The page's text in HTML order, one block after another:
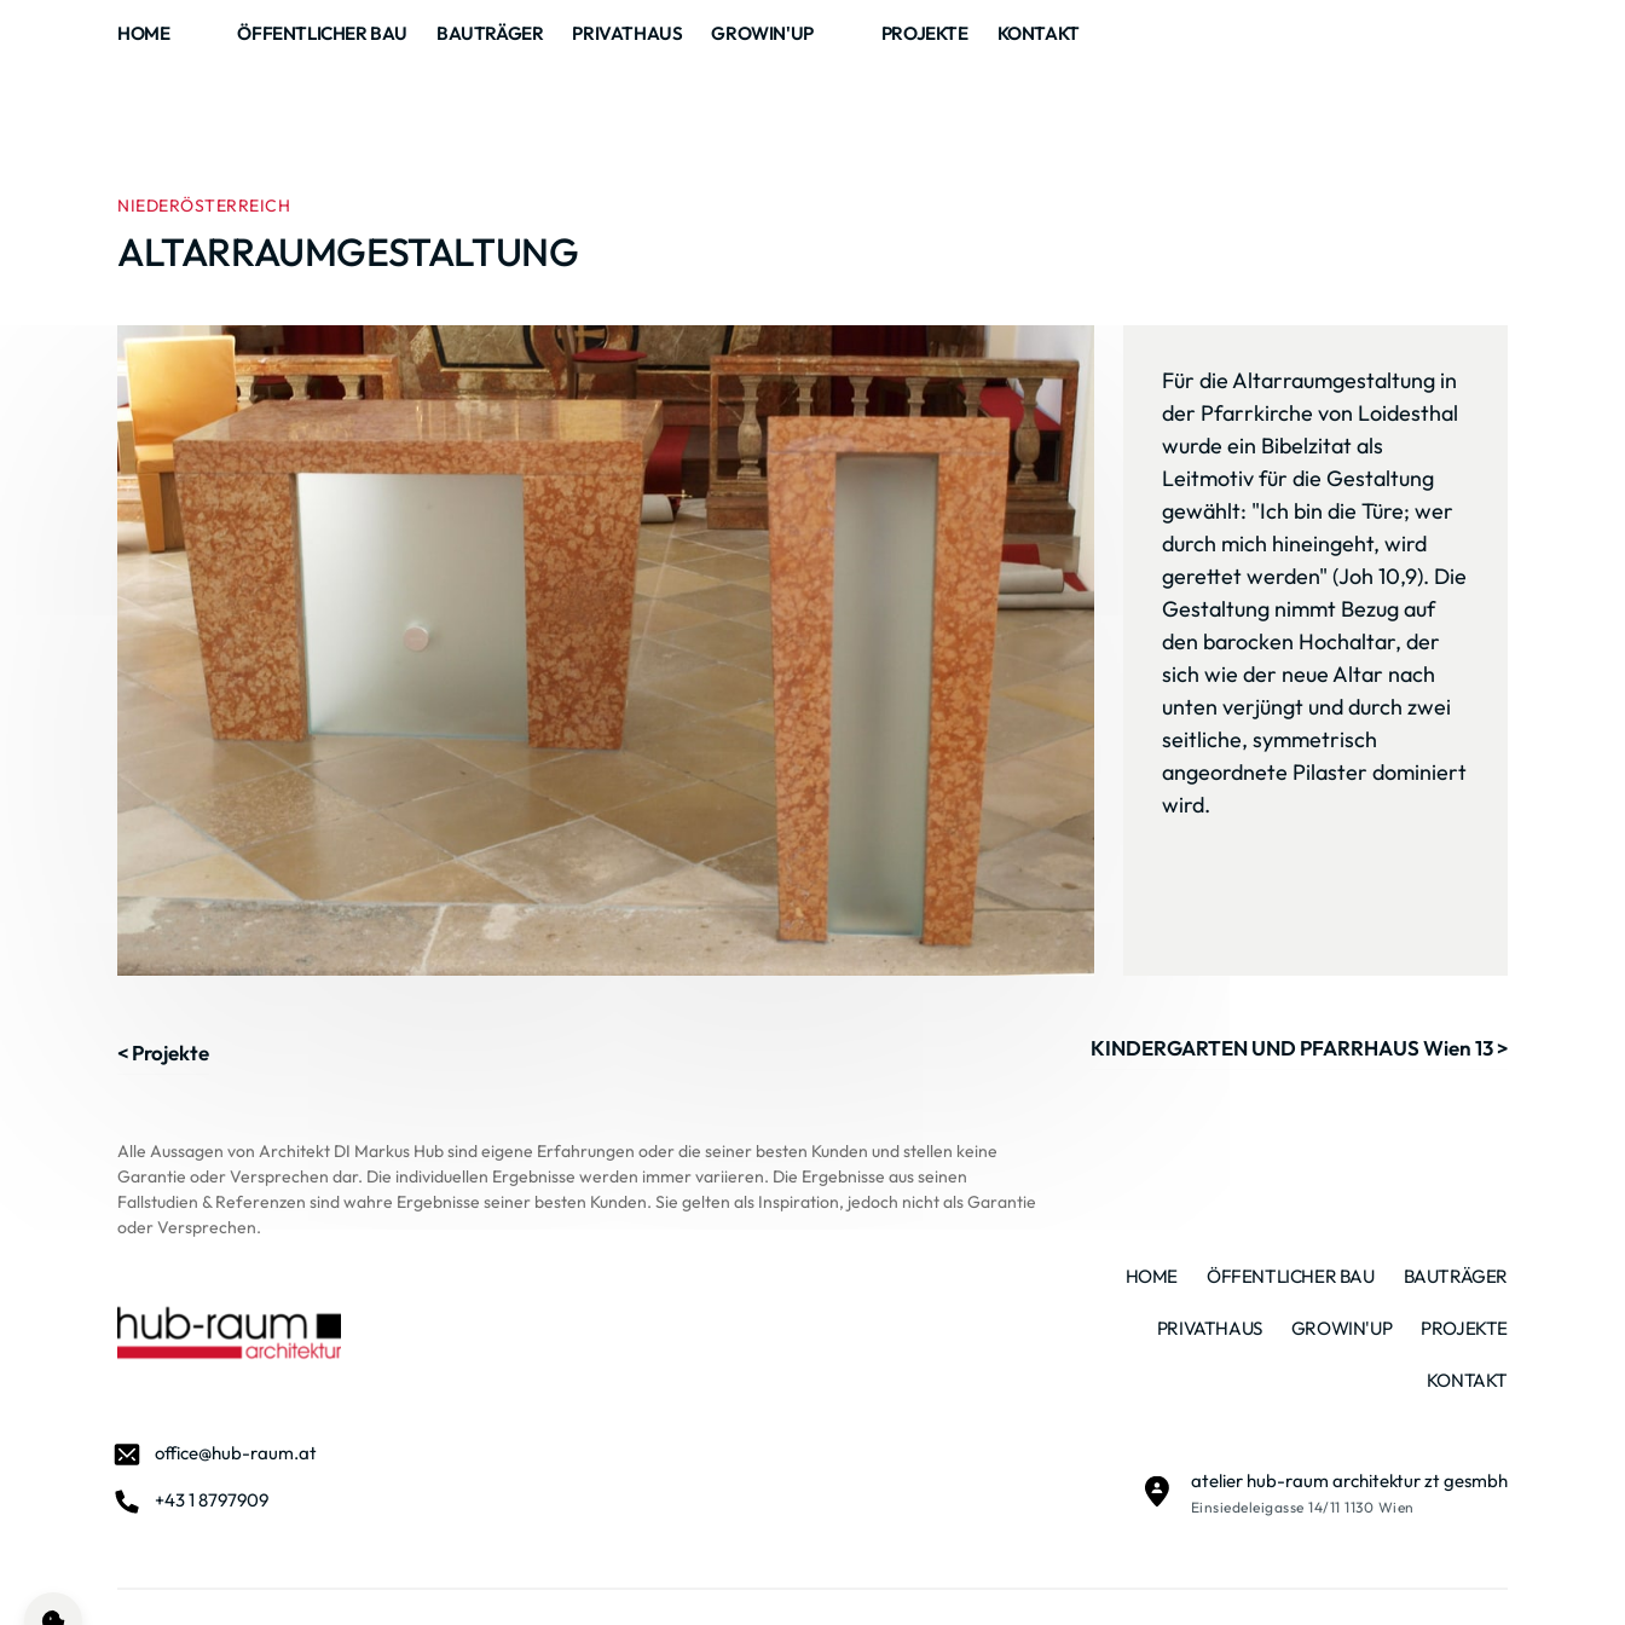
HOME ÖFFENTLICHER BAU BAUTRÄGER PRIVATHAUS GROWIN'UP PROJEKTE KONTAKT
NIEDERÖSTERREICH
ALTARRAUMGESTALTUNG
Für die Altarraumgestaltung in
der Pfarrkirche von Loidesthal
wurde ein Bibelzitat als
Leitmotiv für die Gestaltung
gewählt: "Ich bin die Türe; wer
durch mich hineingeht, wird
gerettet werden" (Joh 10,9). Die
Gestaltung nimmt Bezug auf
den barocken Hochaltar, der
sich wie der neue Altar nach
unten verjüngt und durch zwei
seitliche, symmetrisch
angeordnete Pilaster dominiert
wird.
< Projekte KINDERGARTEN UND PFARRHAUS Wien 13 >
Alle Aussagen von Architekt DI Markus Hub sind eigene Erfahrungen oder die seiner besten Kunden und stellen keine
Garantie oder Versprechen dar. Die individuellen Ergebnisse werden immer variieren. Die Ergebnisse aus seinen
Fallstudien & Referenzen sind wahre Ergebnisse seiner besten Kunden. Sie gelten als Inspiration, jedoch nicht als Garantie
oder Versprechen.
office@hub-raum.at
+43 1 8797909
HOME ÖFFENTLICHER BAU BAUTRÄGER
PRIVATHAUS GROWIN'UP PROJEKTE
KONTAKT
atelier hub-raum architektur zt gesmbh
Einsiedeleigasse 14/11 1130 Wien